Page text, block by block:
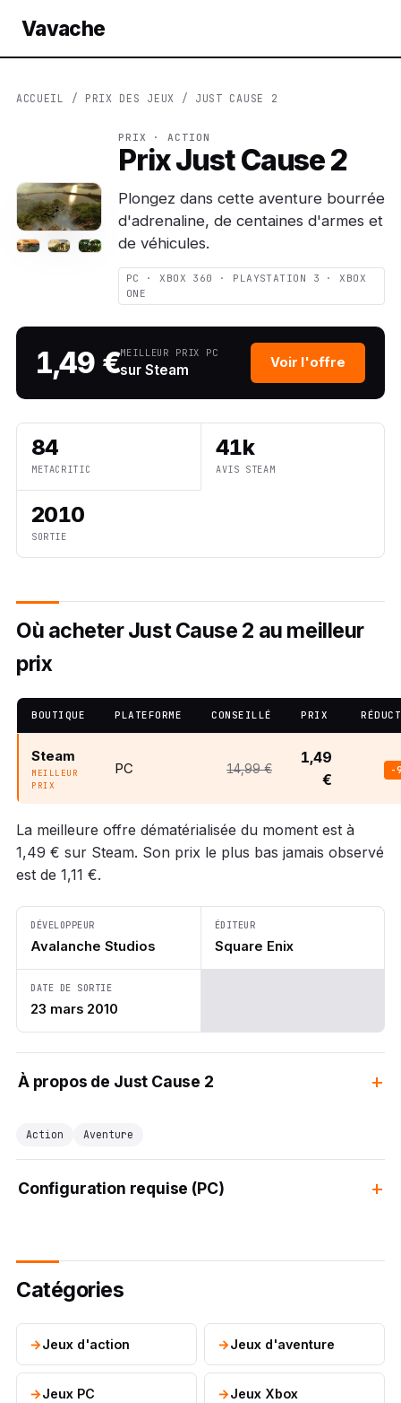
Vavache
ACCUEIL / PRIX DES JEUX / JUST CAUSE 2
PRIX · ACTION
Prix Just Cause 2
Plongez dans cette aventure bourrée
d'adrenaline, de centaines d'armes et
de véhicules.
PC · XBOX 360 · PLAYSTATION 3 · XBOX
ONE
1,49 €MEILLEUR PRIX PC
sur Steam Voir l'offre
84
METACRITIC
41k
AVIS STEAM
2010
SORTIE
Où acheter Just Cause 2 au meilleur
prix
BOUTIQUE PLATEFORME CONSEILLÉ PRIX
Steam
MEILLEUR
PRIX
PC 14,99 €
1,49
€
-
La meilleure offre dématérialisée du moment est à
1,49 € sur Steam. Son prix le plus bas jamais observé
est de 1,11 €.
DÉVELOPPEUR
Avalanche Studios
ÉDITEUR
Square Enix
DATE DE SORTIE
23 mars 2010
À propos de Just Cause 2
Action Aventure
Configuration requise (PC)
Catégories
Jeux d'action Jeux d'aventure
Jeux PC Jeux Xbox